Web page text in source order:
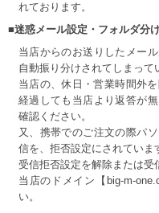
れております。
■迷惑メール設定・フォルダ分け
当店からのお送りしたメー
自動振り分けされてしまって
当店の、休日・営業時間外
経過しても当店より返答が
確認ください。
又、携帯でのご注文の際パ
信を、拒否設定にされていま
受信拒否設定を解除または受
当店のドメイン【big-m-
い。